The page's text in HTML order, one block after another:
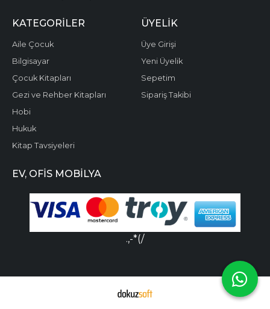
KATEGORILER
Aile Çocuk
Bilgisayar
Çocuk Kitapları
Gezi ve Rehber Kitapları
Hobi
Hukuk
Kitap Tavsiyeleri
ÜYELIK
Üye Girişi
Yeni Üyelik
Sepetim
Sipariş Takibi
EV, OFIS MOBILYA
.,-*(/